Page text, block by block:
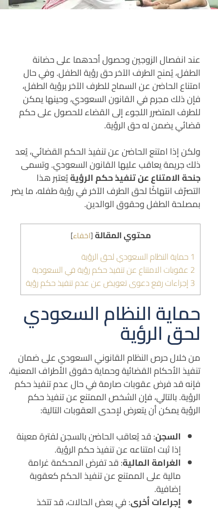
عند انفصال الزوجين وحصول أحدهما على حضانة
الطفل، يُمنح الطرف الآخر حق رؤية الطفل. وفي حال
امتناع الحاضن عن السماح للطرف الآخر برؤية الطفل،
فإن ذلك مجرم في القانون السعودي، وحينها يمكن
للطرف المتضرر اللجوء إلى القضاء للحصول على حكم
قضائي يضمن له حق الرؤية.
ولكن إذا امتنع الحاضن عن تنفيذ الحكم القضائي، يُعد
ذلك جريمة يعاقب عليها القانون السعودي. وتسمى
جنحة الامتناع عن تنفيذ حكم الرؤيةيُعتبر هذا
التصرّف انتهاكًا لحق الطرف الآخر في رؤية طفله، ما يضر
بمصلحة الطفل وحقوق الوالدين.
محتوي المقالة[اخفاء]
1حماية النظام السعودي لحق الرؤية
2عقوبات الامتناع عن تنفيذ حكم رؤية في السعودية
3إجراءات رفع دعوى تعويض عن عدم تنفيذ حكم رؤية
حماية النظام السعودي
لحق الرؤية
من خلال حرص النظام القانوني السعودي على ضمان
تنفيذ الأحكام القضائية وحماية حقوق الأطراف المعنية،
فإنه قد فرض عقوبات صارمة في حال عدم تنفيذ حكم
الرؤية.بالتالي، فإن الشخص الممتنع عن تنفيذ حكم
الرؤية يمكن أن يتعرض لإحدى العقوبات التالية:
السجن: قد يُعاقب الحاضن بالسجن لفترة معينة
إذا ثبت امتناعه عن تنفيذ حكم الرؤية.
الغرامة المالية: قد تفرض المحكمة غرامة
مالية على الممتنع عن تنفيذ الحكم كعقوبة
إضافية.
إجراءات أخرى: في بعض الحالات، قد تتخذ